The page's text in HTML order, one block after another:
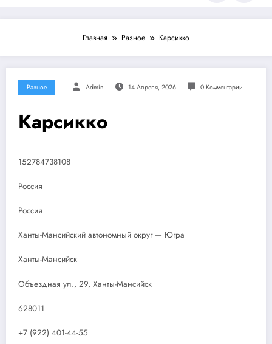
Главная Разное Карсикко
Разное Admin 14 Апреля, 2026 0 Комментарии
Карсикко
152784738108
Россия
Россия
Ханты-Мансийский автономный округ — Югра
Ханты-Мансийск
Объездная ул., 29, Ханты-Мансийск
628011
+7 (922) 401-44-55